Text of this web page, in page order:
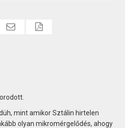
mint amikor Sztálin hirtelen
olyan mikromérgelődés, ahogy